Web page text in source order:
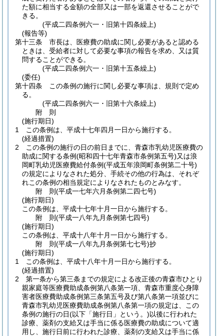
た額に相当する金額の全部又は一部を返還させることがで
きる。
(平成二四条例六一・旧第十四条繰上)
(報告等)
第十三条
市長は、医療費の助成に関し必要があると認める
ときは、受給者に対して必要な事項の報告を求め、又は質
問することができる。
(平成二四条例六一・旧第十五条繰上)
(委任)
第十四条
この条例の施行に関し必要な事項は、規則で定め
る。
(平成二四条例六一・旧第十六条繰上)
附 則
(施行期日)
1
この条例は、平成十七年四月一日から施行する。
(経過措置)
2
この条例の施行の日の前日までに、青森市乳幼児医療費の
助成に関する条例(昭和四十七年青森市条例第五号)又は浪
岡町乳幼児医療費給付条例(平成五年浪岡町条例第二十号)
の規定によりなされた処分、手続その他の行為は、それぞ
れこの条例の相当規定によりなされたものとみなす。
附 則(平成一七年六月条例第二四七号)
(施行期日)
この条例は、平成十七年十月一日から施行する。
附 則(平成一八年九月条例第七四号)
(施行期日)
この条例は、平成十八年十月一日から施行する。
附 則(平成一八年九月条例第七七号)抄
(施行期日)
1
この条例は、平成十八年十月一日から施行する。
(経過措置)
2
第一条から第三条までの規定による改正後の青森市ひとり
親家庭等医療費助成条例第八条第一項、青森市重度心身障
害者医療費助成条例第三条第五号及び第八条第一項並びに
青森市乳幼児医療費助成条例第八条第一項の規定は、この
条例の施行の日(以下「施行日」という。)以後に行われた
診療、薬剤の支給又は手当に係る医療費の助成について適
用し、施行日前に行われた診療、薬剤の支給又は手当に係